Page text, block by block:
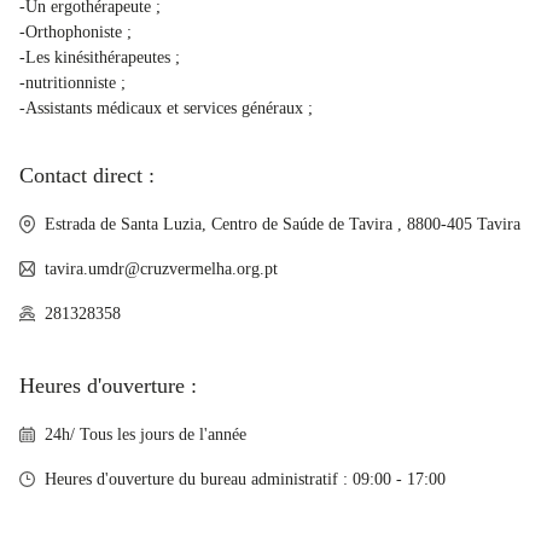
-Un ergothérapeute ;
-Orthophoniste ;
-Les kinésithérapeutes ;
-nutritionniste ;
-Assistants médicaux et services généraux ;
Contact direct :
Estrada de Santa Luzia, Centro de Saúde de Tavira , 8800-405 Tavira
tavira.umdr@cruzvermelha.org.pt
281328358
Heures d'ouverture :
24h/ Tous les jours de l'année
Heures d'ouverture du bureau administratif : 09:00 - 17:00